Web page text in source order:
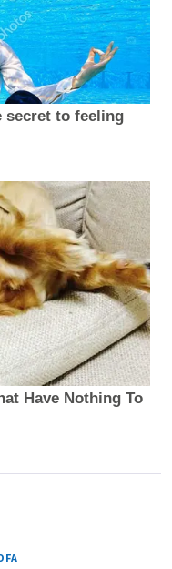
secret to feeling
Have Nothing To